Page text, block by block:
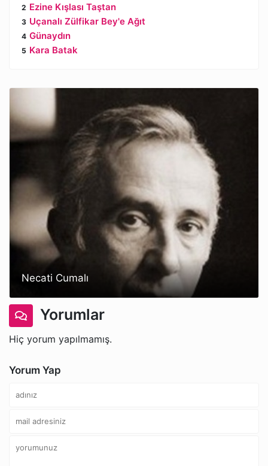
Ezine Kışlası Taştan
Uçanalı Zülfikar Bey'e Ağıt
Günaydın
Kara Batak
Necati Cumalı
Yorumlar
Hiç yorum yapılmamış.
Yorum Yap